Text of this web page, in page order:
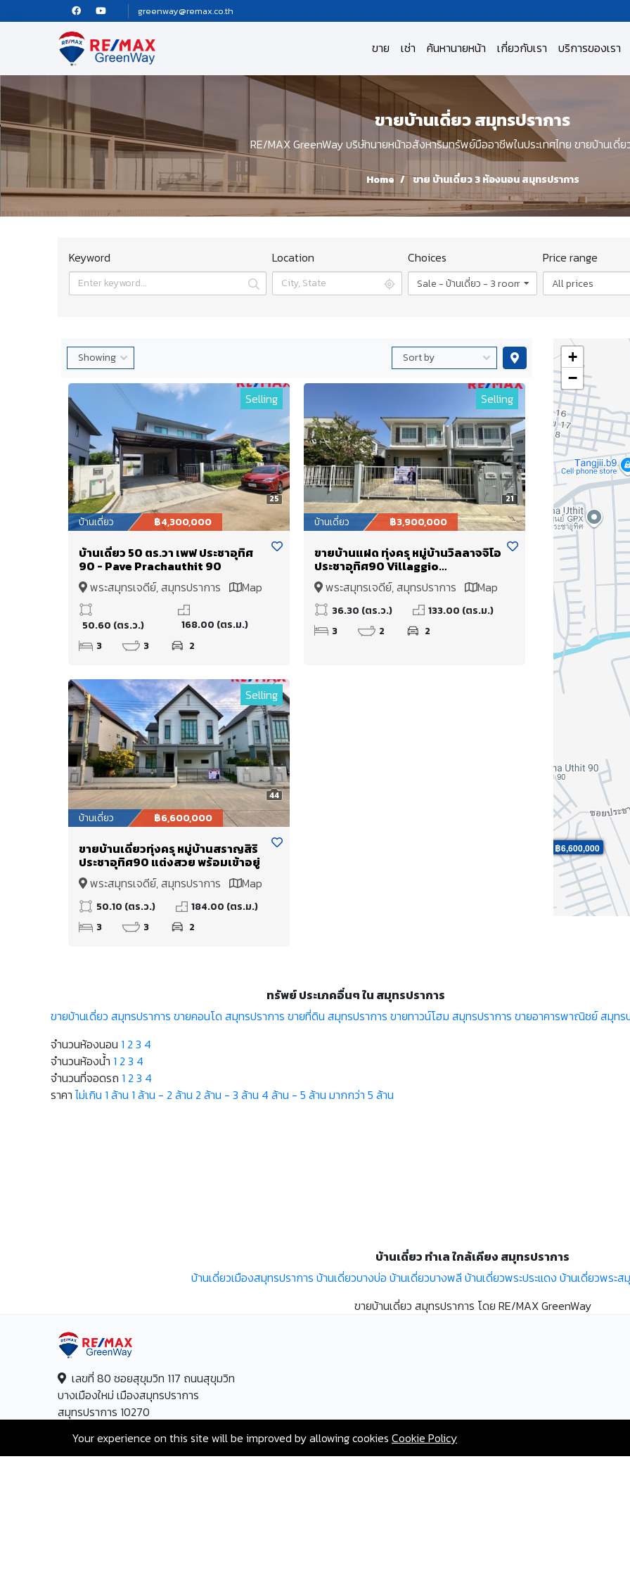
greenway@remax.co.th
ขาย เช่า ค้นหานายหน้า เกี่ยวกับเรา บริการของเรา
ขายบ้านเดี่ยว สมุทรปราการ
RE/MAX GreenWay บริษัทนายหน้าอสังหาริมทรัพย์มืออาชีพในประเทศไทย ขายบ้านเดี่
Home ขาย บ้านเดี่ยว 3 ห้องนอน สมุทรปราการ
Keyword Location Choices
Sale - บ้านเดี่ยว - 3 rooms
Price range
All prices
25
Selling
บ้านเดี่ยว ฿4,300,000
บ้านเดี่ยว 50 ตร.วา เพฟ ประชาอุทิศ
90 - Pave Prachauthit 90
พระสมุทรเจดีย์, สมุทรปราการ
Map
50.60 (ตร.ว.)
168.00 (ตร.ม.)
3
3 2
21
Selling
บ้านเดี่ยว ฿3,900,000
ขายบ้านแฝด ทุ่งครุ หมู่บ้านวิลลาจจิโอ
ประชาอุทิศ90 Villaggio
Prachauthit 90
พระสมุทรเจดีย์, สมุทรปราการ Map
36.30 (ตร.ว.)
133.00 (ตร.ม.)
3
2 2
44
Selling
บ้านเดี่ยว ฿6,600,000
ขายบ้านเดี่ยวทุ่งครุ หมู่บ้านสราญสิริ
ประชาอุทิศ90 แต่งสวย พร้อมเข้าอยู่
พระสมุทรเจดีย์, สมุทรปราการ
Map
50.10 (ตร.ว.)
184.00 (ตร.ม.)
3
3 2
ขาย: ฿6,600,000
+
−
ทรัพย์ ประเภคอื่นๆ ใน สมุทรปราการ
ขายบ้านเดี่ยว สมุทรปราการ ขายคอนโด สมุทรปราการ ขายที่ดิน สมุทรปราการ ขายทาวน์โฮม สมุทรปราการ ขายอาคารพาณิชย์ สมุทร
จำนวนห้องนอน 1 2 3 4
จำนวนห้องน้ำ 1 2 3 4
จำนวนที่จอดรถ 1 2 3 4
ราคา ไม่เกิน 1 ล้าน 1 ล้าน - 2 ล้าน 2 ล้าน - 3 ล้าน 4 ล้าน - 5 ล้าน มากกว่า 5 ล้าน
บ้านเดี่ยว ทำเล ใกล้เคียง สมุทรปราการ
บ้านเดี่ยวเมืองสมุทรปราการ บ้านเดี่ยวบางบ่อ บ้านเดี่ยวบางพลี บ้านเดี่ยวพระประแดง บ้านเดี่ยวพระส
ขายบ้านเดี่ยว สมุทรปราการ โดย RE/MAX GreenWay
เลขที่ 80 ซอยสุขุมวิท 117 ถนนสุขุมวิท
บางเมืองใหม่ เมืองสมุทรปราการ
สมุทรปราการ 10270
Hotline:+66-2-840-2224, 081-638-
9190
Your experience on this site will be improved by allowing cookies Cookie Policy